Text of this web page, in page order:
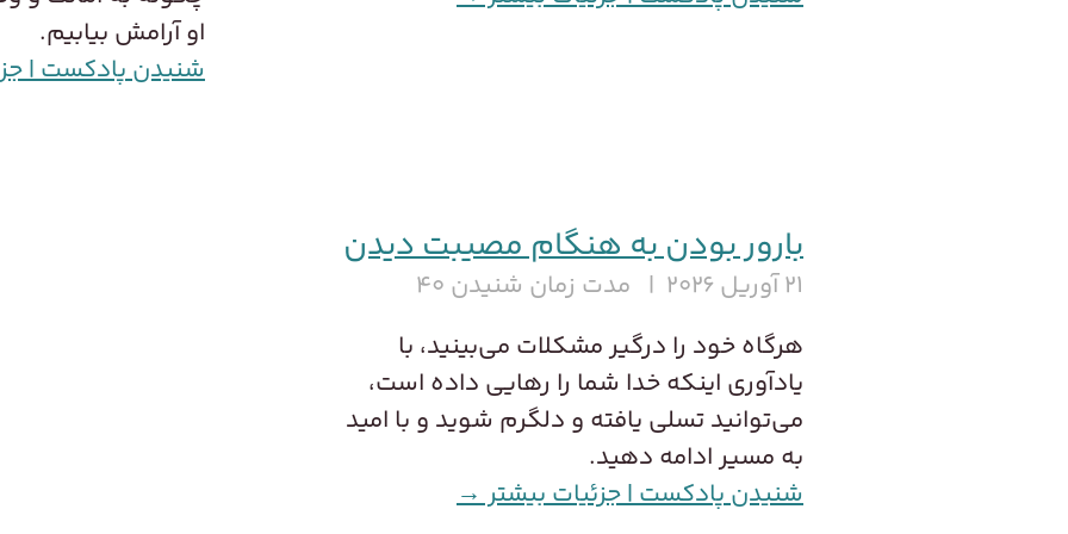
او آرامش بیابیم.
شنیدن پادکست |
بارور بودن به هنگام مصیبت دیدن
۲۱ آوریل ۲۰۲۶
مدت زمان شنیدن ۴۰
هرگاه خود را درگیر مشکلات می‌بینید، با
یادآوری اینکه خدا شما را رهایی داده است،
می‌توانید تسلی یافته و دلگرم شوید و با امید
به مسیر ادامه دهید.
شنیدن پادکست | جزئیات بیشتر →